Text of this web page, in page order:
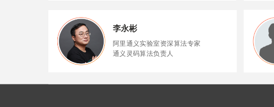
李永彬
阿里通义实验室资深算法专家
通义灵码算法负责人